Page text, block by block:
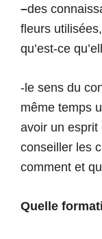
–des
fleurs
qu’est-ce
-le sens du
même temps
avoir un esprit
conseiller les
comment et
Quelle